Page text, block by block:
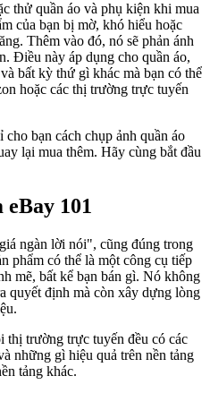
thử quần áo và phụ kiện khi mua
của bạn bị mờ, khó hiểu hoặc
Thêm vào đó, nó sẽ phản ánh
Điều này áp dụng cho quần áo,
bất kỳ thứ gì khác mà bạn có thể
hoặc các thị trường trực tuyến
bạn cách chụp ảnh quần áo
lại mua thêm. Hãy cùng bắt đầu
eBay 101
ngàn lời nói", cũng đúng trong
phẩm có thể là một công cụ tiếp
mẽ, bất kể bạn bán gì. Nó không
quyết định mà còn xây dựng lòng
thị trường trực tuyến đều có các
những gì hiệu quả trên nền tảng
tảng khác.